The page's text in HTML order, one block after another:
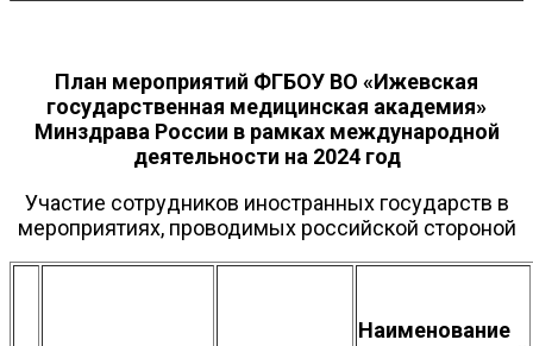
План мероприятий ФГБОУ ВО «Ижевская
государственная медицинская академия»
Минздрава России в рамках международной
деятельности на 2024 год
Участие сотрудников иностранных государств в
мероприятиях, проводимых российской стороной
Наименование